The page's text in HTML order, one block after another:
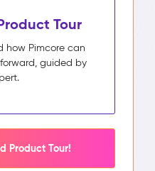
Tour
how Pimcore can
guided by
Product Tour!